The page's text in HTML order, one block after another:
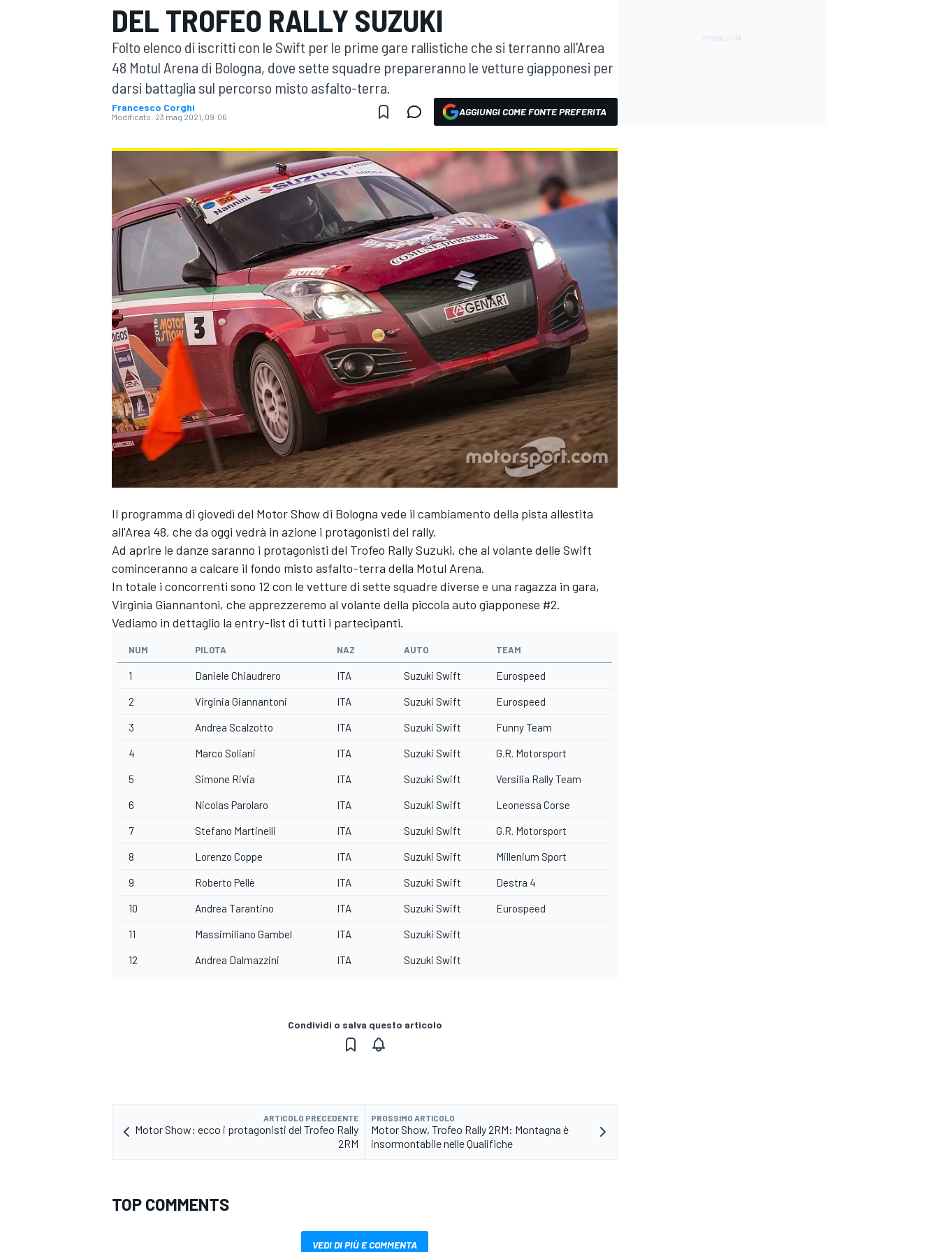
MOTOGP WEC
MONOPOSTO
DEL TROFEO RALLY SUZUKI
Folto elenco di iscritti con le Swift per le prime gare rallistiche che si terranno all'Area
48 Motul Arena di Bologna, dove sette squadre prepareranno le vetture giapponesi per
darsi battaglia sul percorso misto asfalto-terra.
Francesco Corghi
Modificato: 23 mag 2021, 09:06 AGGIUNGI COME FONTE PREFERITA
Il programma di giovedì del Motor Show di Bologna vede il cambiamento della pista allestita
all'Area 48, che da oggi vedrà in azione i protagonisti del rally.
Ad aprire le danze saranno i protagonisti del Trofeo Rally Suzuki, che al volante delle Swift
cominceranno a calcare il fondo misto asfalto-terra della Motul Arena.
In totale i concorrenti sono 12 con le vetture di sette squadre diverse e una ragazza in gara,
Virginia Giannantoni, che apprezzeremo al volante della piccola auto giapponese #2.
Vediamo in dettaglio la entry-list di tutti i partecipanti.
NUM PILOTA NAZ AUTO TEAM
1 Daniele Chiaudrero ITA Suzuki Swift Eurospeed
2 Virginia Giannantoni ITA Suzuki Swift Eurospeed
3 Andrea Scalzotto ITA Suzuki Swift Funny Team
4 Marco Soliani ITA Suzuki Swift G.R. Motorsport
5 Simone Rivia ITA Suzuki Swift Versilia Rally Team
6 Nicolas Parolaro ITA Suzuki Swift Leonessa Corse
7 Stefano Martinelli ITA Suzuki Swift G.R. Motorsport
8 Lorenzo Coppe ITA Suzuki Swift Millenium Sport
9 Roberto Pellè ITA Suzuki Swift Destra 4
10 Andrea Tarantino ITA Suzuki Swift Eurospeed
11 Massimiliano Gambel ITA Suzuki Swift
12 Andrea Dalmazzini ITA Suzuki Swift
Condividi o salva questo articolo
ARTICOLO PRECEDENTE
Motor Show: ecco i protagonisti del Trofeo Rally
2RM
PROSSIMO ARTICOLO
Motor Show, Trofeo Rally 2RM: Montagna è
insormontabile nelle Qualifiche
TOP COMMENTS
VEDI DI PIÙ E COMMENTA